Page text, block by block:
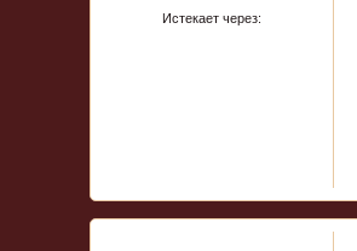
Истекает через: